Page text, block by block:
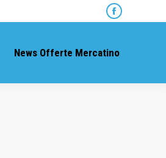
Facebook
opens
new
News Offerte Mercatino